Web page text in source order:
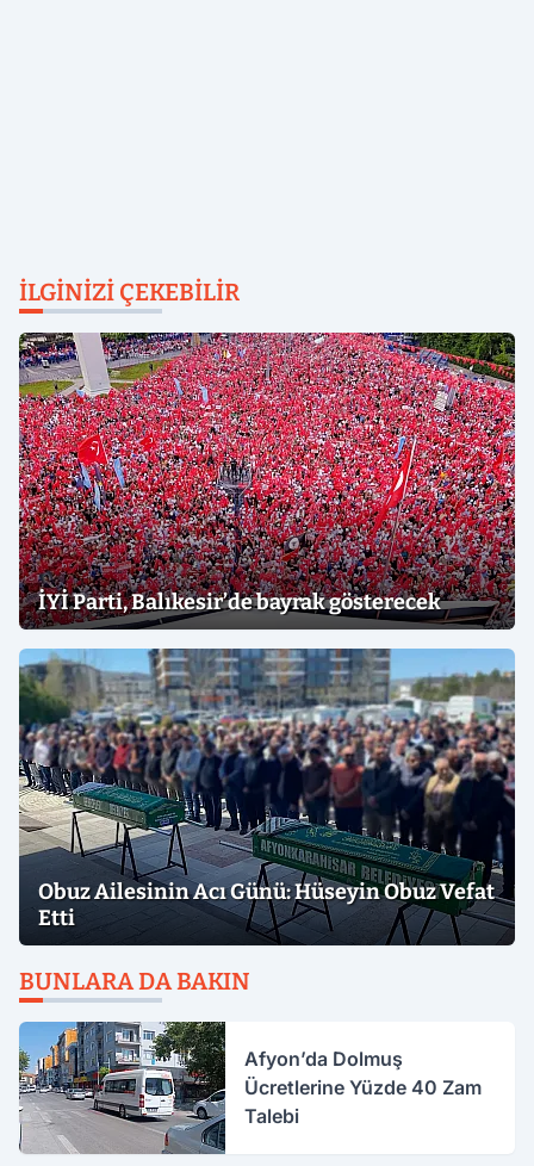
İLGINIZI ÇEKEBILIR
İYİ Parti, Balıkesir’de bayrak gösterecek
Obuz Ailesinin Acı Günü: Hüseyin Obuz Vefat
Etti
BUNLARA DA BAKIN
Afyon’da Dolmuş
Ücretlerine Yüzde 40 Zam
Talebi